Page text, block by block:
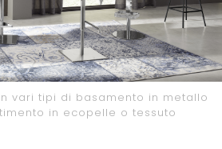
vari tipi di basamento in metallo
in ecopelle o tessuto